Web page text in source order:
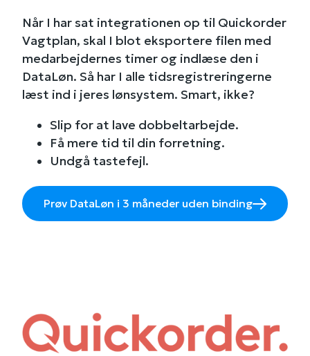
Når I har sat integrationen op til Quickorder
Vagtplan, skal I blot eksportere filen med
medarbejdernes timer og indlæse den i
DataLøn. Så har I alle tidsregistreringerne
læst ind i jeres lønsystem. Smart, ikke?
Slip for at lave dobbeltarbejde.
Få mere tid til din forretning.
Undgå tastefejl.
Prøv DataLøn i 3 måneder uden binding